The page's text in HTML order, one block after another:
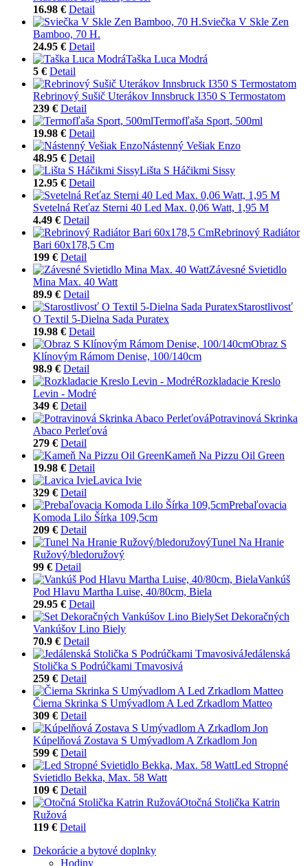
16.98 € Detail
Sviečka V Skle Zen
Bamboo, 70 H.
24.95 € Detail
Taška Luca Modrá
5 € Detail
Rebrinový Sušič Uterákov Innsbruck I350 S Termostatom
239 € Detail
Termofľaša Sport, 500ml
19.98 € Detail
Nástenný Vešiak Enzo
48.95 € Detail
Lišta S Háčikmi Sissy
12.95 € Detail
Svetelná Reťaz Sterni 40 Led Max. 0,06 Watt, 1,95 M
4.49 € Detail
Rebrinový Radiátor
Bari 60x178,5 Cm
199 € Detail
Závesné Svietidlo
Mina Max. 40 Watt
89.9 € Detail
Starostlivosť
O Textil 5-Dielna Sada Puratex
19.98 € Detail
Obraz S
Klínovým Rámom Denise, 100/140cm
98.9 € Detail
Rozkladacie Kreslo
Levin - Modré
349 € Detail
Potravinová Skrinka
Abaco Perleťová
279 € Detail
Kameň Na Pizzu Oil Green
19.98 € Detail
Lavica Ivie
329 € Detail
Prebaľovacia
Komoda Lilo Šírka 109,5cm
209 € Detail
Tunel Na Hranie
Ružový/bledoružový
99 € Detail
Vankúš
Pod Hlavu Martha Luise, 40/80cm, Biela
29.95 € Detail
Set Dekoračných
Vankúšov Lino Biely
70.9 € Detail
Jedálenská
Stolička S Podrúčkami Tmavosivá
259 € Detail
Čierna Skrinka S Umývadlom A Led Zrkadlom Matteo
309 € Detail
Kúpelňová Zostava S Umývadlom A Zrkadlom Jon
599 € Detail
Led Stropné
Svietidlo Bekka, Max. 58 Watt
109 € Detail
Otočná Stolička Katrin
Ružová
119 € Detail
Dekorácie a bytové doplnky
Hodiny